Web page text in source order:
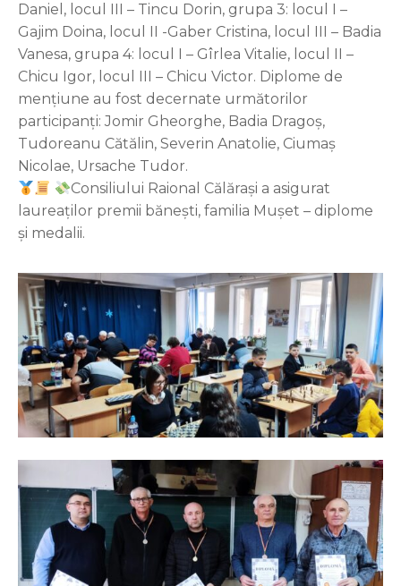
Daniel, locul III – Tincu Dorin, grupa 3: locul I –
Gajim Doina, locul II -Gaber Cristina, locul III – Badia
Vanesa, grupa 4: locul I – Gîrlea Vitalie, locul II –
Chicu Igor, locul III – Chicu Victor. Diplome de
mențiune au fost decernate următorilor
participanți: Jomir Gheorghe, Badia Dragoș,
Tudoreanu Cătălin, Severin Anatolie, Ciumaș
Nicolae, Ursache Tudor.
Consiliului Raional Călărași a asigurat
laureaților premii bănești, familia Mușet – diplome
și medalii.